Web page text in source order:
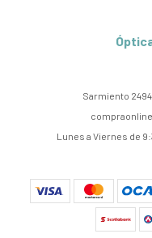
Sarmiento
Lunes a Viernes de